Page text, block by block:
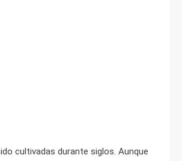
cultivadas durante siglos. Aunque